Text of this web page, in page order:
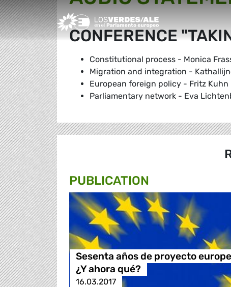
Greens/EFA Home
CONFERENCE
Constitutional process - Monica
Migration and integration -
European foreign policy - Fritz Kuhn
Parliamentary network - Eva
PUBLICATION
Sesenta años de proyecto
¿Y ahora qué?
16.03.2017